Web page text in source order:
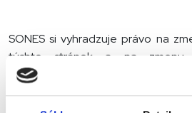
SONES si vyhradzuje právo na
týchto stránok a na zmenu
podmienok.
Všetky texty, obrázky, značky,